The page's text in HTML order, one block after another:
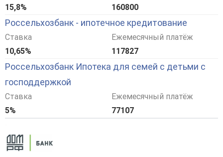
15,8%
160800
Россельхозбанк - ипотечное кредитование
Ставка
10,65%
Ежемесячный платёж
117827
Россельхозбанк Ипотека для семей с детьми с
господдержкой
Ставка
5%
Ежемесячный платёж
77107